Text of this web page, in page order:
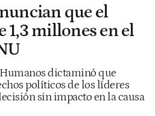
que el
1,3 millones en el
dictaminó que
políticos de los líderes
sin impacto en la causa